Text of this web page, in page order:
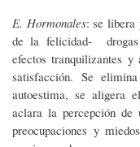
E. Hormonales: se libera
de la felicidad- drogas
efectos tranquilizantes y
satisfacción. Se
autoestima, se aligera
aclara la percepción de
preocupaciones y